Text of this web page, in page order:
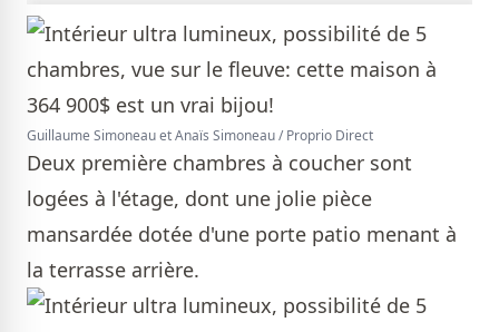
Guillaume Simoneau et Anaïs Simoneau / Proprio Direct
Deux première chambres à coucher sont
logées à l'étage, dont une jolie pièce
mansardée dotée d'une porte patio menant à
la terrasse arrière.